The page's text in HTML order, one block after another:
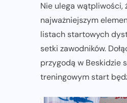
Nie ulega wątpliwości,
najważniejszym
listach startowych
setki zawodników.
przygodą w Beskidzie
treningowym start